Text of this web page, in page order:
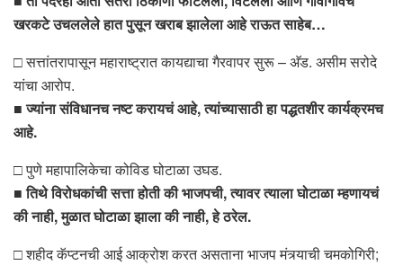
खरकटे उचललेले हात पुसून खराब झालेला आहे राऊत साहेब…
□ सत्तांतरापासून महाराष्ट्रात कायद्याचा गैरवापर सुरू – अ‍ॅड. असीम सरोदे
यांचा आरोप.
■ज्यांना संविधानच नष्ट करायचं आहे, त्यांच्यासाठी हा पद्धतशीर कार्यक्रमच
आहे.
□ पुणे महापालिकेचा कोविड घोटाळा उघड.
■तिथे विरोधकांची सत्ता होती की भाजपची, त्यावर त्याला घोटाळा म्हणायचं
की नाही, मुळात घोटाळा झाला की नाही, हे ठरेल.
□ शहीद कॅप्टनची आई आक्रोश करत असताना भाजप मंत्र्याची चमकोगिरी;